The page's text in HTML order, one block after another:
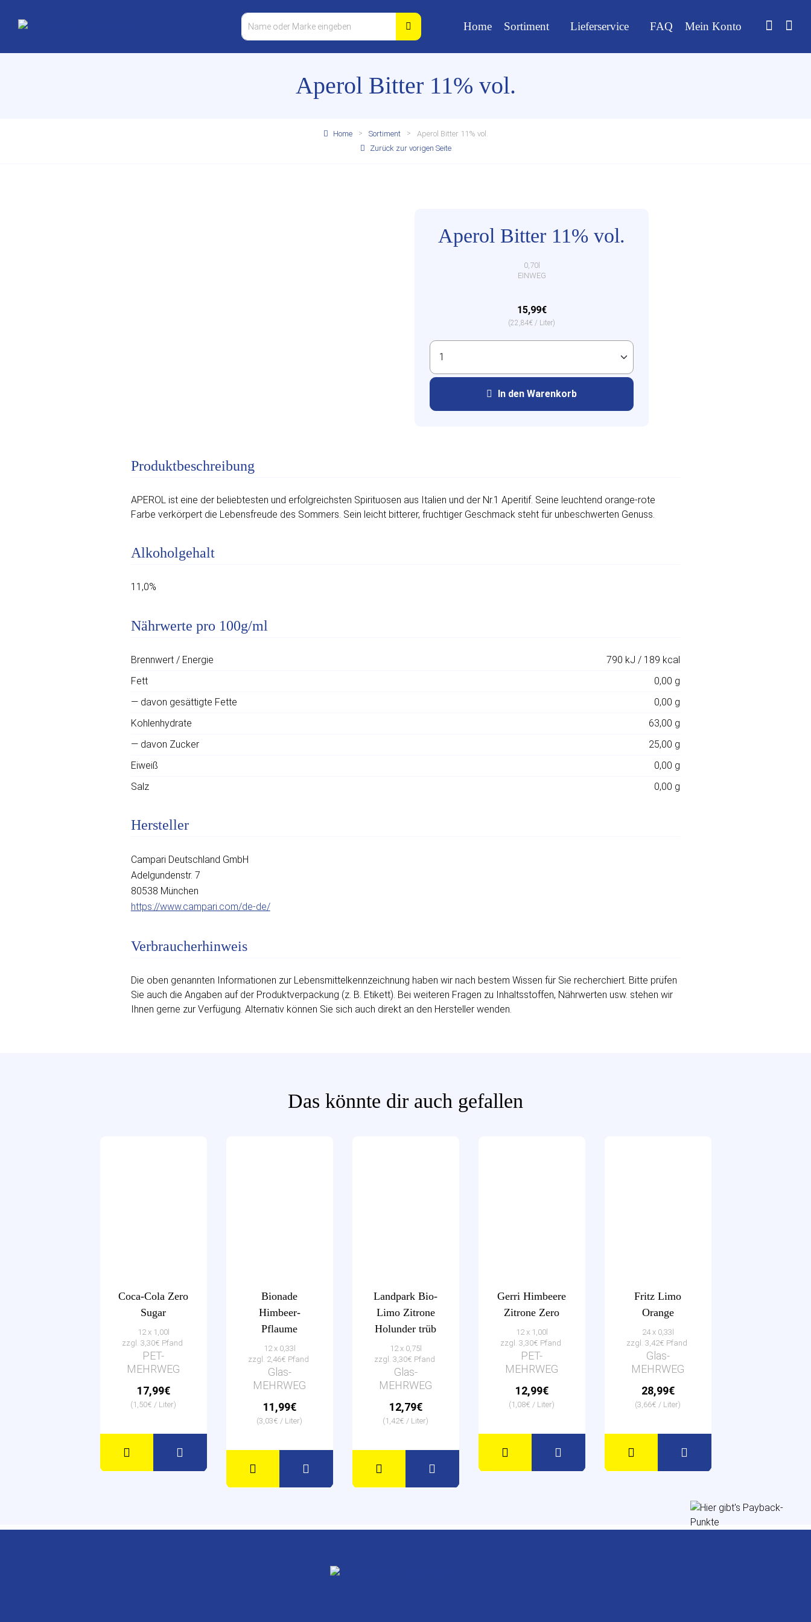
Home Sortiment Lieferservice FAQ Mein Konto
Aperol Bitter 11% vol.
Home Sortiment
Aperol Bitter 11% vol.
Zurück zur vorigen Seite
Aperol Bitter 11% vol.
0,70l
EINWEG
15,99€
(22,84€ / Liter)
In den Warenkorb
Produktbeschreibung
APEROL ist eine der beliebtesten und erfolgreichsten Spirituosen aus Italien und der Nr.1 Aperitif. Seine leuchtend orange-rote
Farbe verkörpert die Lebensfreude des Sommers. Sein leicht bitterer, fruchtiger Geschmack steht für unbeschwerten Genuss.
Alkoholgehalt
11,0%
Nährwerte pro 100g/ml
Brennwert / Energie
790 kJ / 189 kcal
Fett
0,00 g
— davon gesättigte Fette
0,00 g
Kohlenhydrate
63,00 g
— davon Zucker
25,00 g
Eiweiß
0,00 g
Salz
0,00 g
Hersteller
Campari Deutschland GmbH
Adelgundenstr. 7
80538 München
https://www.campari.com/de-de/
Verbraucherhinweis
Die oben genannten Informationen zur Lebensmittelkennzeichnung haben wir nach bestem Wissen für Sie recherchiert. Bitte prüfen
Sie auch die Angaben auf der Produktverpackung (z. B. Etikett). Bei weiteren Fragen zu Inhaltsstoffen, Nährwerten usw. stehen wir
Ihnen gerne zur Verfügung. Alternativ können Sie sich auch direkt an den Hersteller wenden.
Das könnte dir auch gefallen
Coca-Cola Zero
Sugar
12 x 1,00l
zzgl. 3,30€ Pfand
PET-
MEHRWEG
17,99€
(1,50€ / Liter)
Bionade
Himbeer-
Pflaume
12 x 0,33l
zzgl. 2,46€ Pfand
Glas-
MEHRWEG
11,99€
(3,03€ / Liter)
Landpark Bio-
Limo Zitrone
Holunder trüb
12 x 0,75l
zzgl. 3,30€ Pfand
Glas-
MEHRWEG
12,79€
(1,42€ / Liter)
Gerri Himbeere
Zitrone Zero
12 x 1,00l
zzgl. 3,30€ Pfand
PET-
MEHRWEG
12,99€
(1,08€ / Liter)
Fritz Limo
Orange
24 x 0,33l
zzgl. 3,42€ Pfand
Glas-
MEHRWEG
28,99€
(3,66€ / Liter)